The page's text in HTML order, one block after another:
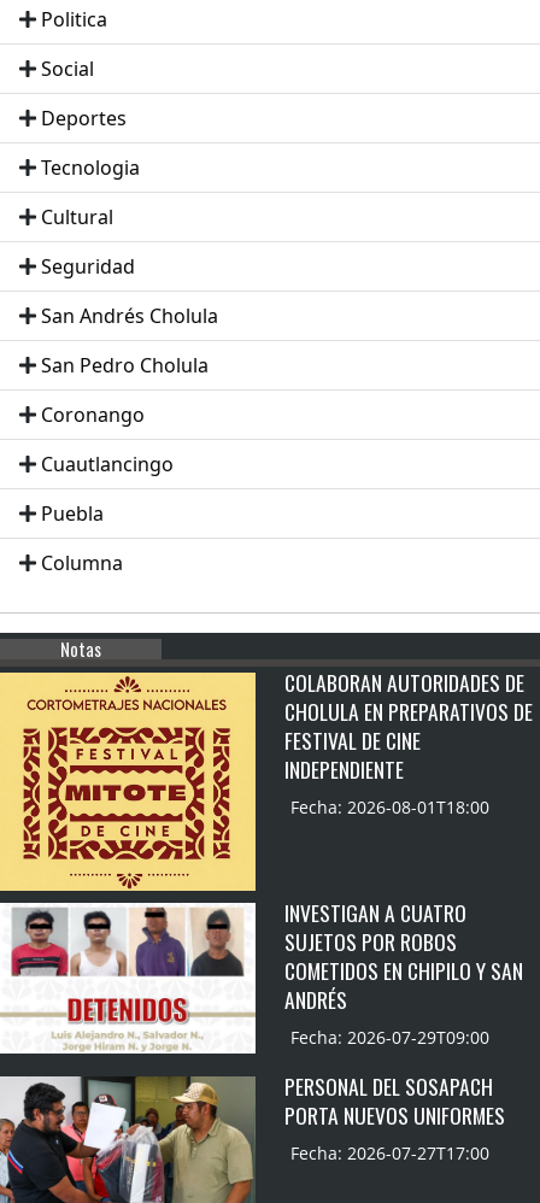
Politica
Social
Deportes
Tecnologia
Cultural
Seguridad
San Andrés Cholula
San Pedro Cholula
Coronango
Cuautlancingo
Puebla
Columna
Notas
COLABORAN AUTORIDADES DE
CHOLULA EN PREPARATIVOS DE
FESTIVAL DE CINE
INDEPENDIENTE
Fecha: 2026-08-01T18:00
INVESTIGAN A CUATRO
SUJETOS POR ROBOS
COMETIDOS EN CHIPILO Y SAN
ANDRÉS
Fecha: 2026-07-29T09:00
PERSONAL DEL SOSAPACH
PORTA NUEVOS UNIFORMES
Fecha: 2026-07-27T17:00